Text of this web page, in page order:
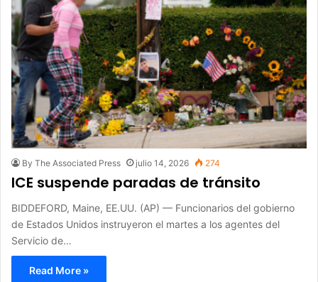
By The Associated Press julio 14, 2026 274
ICE suspende paradas de tránsito
BIDDEFORD, Maine, EE.UU. (AP) — Funcionarios del gobierno
de Estados Unidos instruyeron el martes a los agentes del
Servicio de…
Read More »